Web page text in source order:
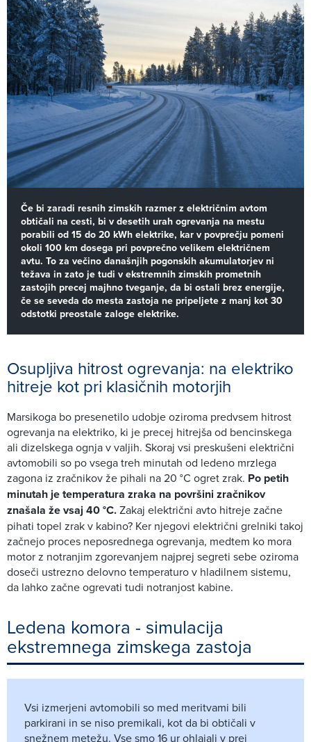
Če bi zaradi resnih zimskih razmer z električnim avtom
obtičali na cesti, bi v desetih urah ogrevanja na mestu
porabili od 15 do 20 kWh elektrike, kar v povprečju pomeni
okoli 100 km dosega pri povprečno velikem električnem
avtu. To za večino današnjih pogonskih akumulatorjev ni
težava in zato je tudi v ekstremnih zimskih prometnih
zastojih precej majhno tveganje, da bi ostali brez energije,
če se seveda do mesta zastoja ne pripeljete z manj kot 30
odstotki preostale zaloge elektrike.
Osupljiva hitrost ogrevanja: na elektriko
hitreje kot pri klasičnih motorjih
Marsikoga bo presenetilo udobje oziroma predvsem hitrost
ogrevanja na elektriko, ki je precej hitrejša od bencinskega
ali dizelskega ognja v valjih. Skoraj vsi preskušeni električni
avtomobili so po vsega treh minutah od ledeno mrzlega
zagona iz zračnikov že pihali na 20 °C ogret zrak. Po petih
minutah je temperatura zraka na površini zračnikov
znašala že vsaj 40 °C.Zakaj električni avto hitreje začne
pihati topel zrak v kabino? Ker njegovi električni grelniki takoj
začnejo proces neposrednega ogrevanja, medtem ko mora
motor z notranjim zgorevanjem najprej segreti sebe oziroma
doseči ustrezno delovno temperaturo v hladilnem sistemu,
da lahko začne ogrevati tudi notranjost kabine.
Ledena komora - simulacija
ekstremnega zimskega zastoja
Vsi izmerjeni avtomobili so med meritvami bili
parkirani in se niso premikali, kot da bi obtičali v
snežnem metežu. Vse smo 16 ur ohlajali v prej